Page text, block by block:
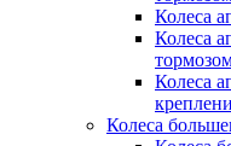
Колеса
Колеса
Колеса
Колеса